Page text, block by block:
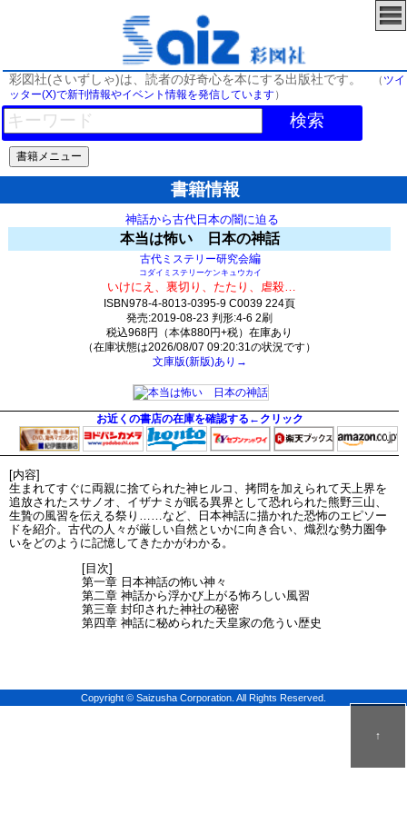
彩図社(さいずしゃ)は、読者の好奇心を本にする出版社です。 （ ツイ
ッター(X)で新刊情報やイベント情報を発信しています）
検索
書籍情報
神話から古代日本の闇に迫る
本当は怖い 日本の神話
古代ミステリー研究会編
コダイミステリーケンキュウカイ
いけにえ、裏切り、たたり、虐殺…
ISBN978-4-8013-0395-9 C0039 224頁
発売:2019-08-23 判形:4-6 2刷
税込968円（本体880円+税）在庫あり
（在庫状態は2026/08/07 09:20:31の状況です）
文庫版(新版)あり→
お近くの書店の在庫を確認する←クリック
[内容]
生まれてすぐに両親に捨てられた神ヒルコ、拷問を加えられて天上界を
追放されたスサノオ、イザナミが眠る異界として恐れられた熊野三山、
生贄の風習を伝える祭り……など、日本神話に描かれた恐怖のエピソー
ドを紹介。古代の人々が厳しい自然といかに向き合い、熾烈な勢力圏争
いをどのように記憶してきたかがわかる。
[目次]
第一章 日本神話の怖い神々
第二章 神話から浮かび上がる怖ろしい風習
第三章 封印された神社の秘密
第四章 神話に秘められた天皇家の危うい歴史
↑
Copyright © Saizusha Corporation. All Rights Reserved.